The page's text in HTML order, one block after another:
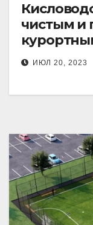
чистым и
ИЮЛ 20, 2023